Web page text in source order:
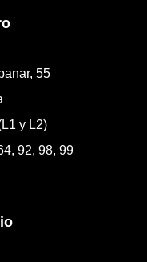
55
y L2)
92, 98, 99